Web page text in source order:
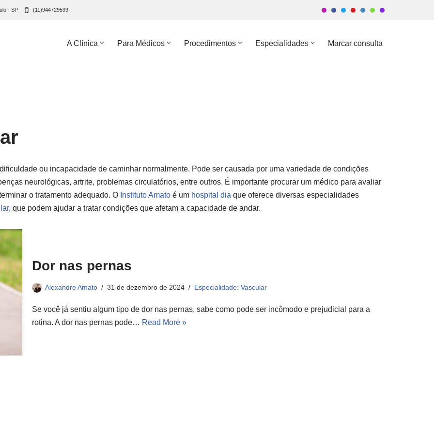
- SP (11)944729599
A Clínica Para Médicos Procedimentos Especialidades Marcar consulta
ou incapacidade de caminhar normalmente. Pode ser causada por uma variedade de condições
neurológicas, artrite, problemas circulatórios, entre outros. É importante procurar um médico para avaliar
o tratamento adequado. O Instituto Amato é um hospital dia que oferece diversas especialidades
, que podem ajudar a tratar condições que afetam a capacidade de andar.
Dor nas pernas
Alexandre Amato 31 de dezembro de 2024 Especialidade: Vascular
Se você já sentiu algum tipo de dor nas pernas, sabe como pode ser incômodo e prejudicial para a
rotina. A dor nas pernas pode… Read More »